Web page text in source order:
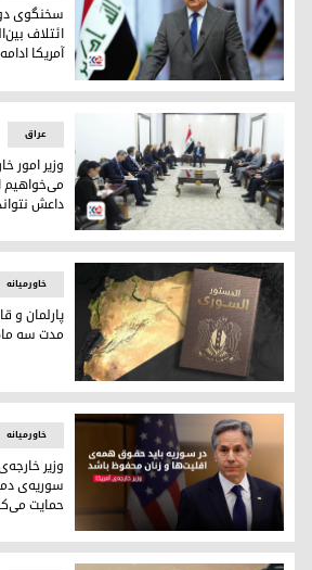
باسم العوادی
سخنگوی
ائتلاف
آمریکا
دیدار وزیر خارجه‌ی آمریکا با محمد
عراق
وزیر امور
می‌خواهیم
داعش
قانون اساسی سوریە
خاورمیانه
پارلمان و
مدت سه
آنتونی بلینکن، وزیر خارجه‌ی آمریکا
خاورمیانه
وزیر
سوریه‌ی
حمایت